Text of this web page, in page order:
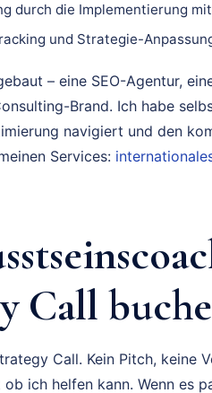
durch die Implementierung
und Strategie-
– eine SEO-Agentur,
Brand. Ich habe
navigiert und den
Services:
Call
Call. Kein Pitch, keine
ich helfen kann. Wenn es